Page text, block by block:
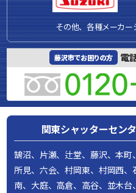
その他、各種メーカ
藤沢市でお困りの方 電
関東シャッターセン
鵠沼、片瀬、辻堂、藤沢、本
所見、六会、村岡東、村岡西
南、大庭、高倉、高谷、並木